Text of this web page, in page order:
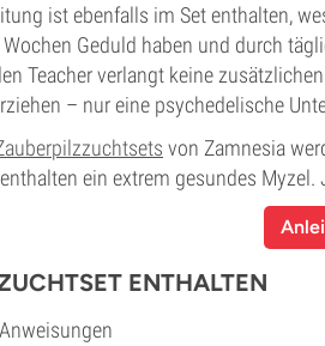
ist ebenfalls im Set enthalten,
Wochen Geduld haben und durch
Teacher verlangt keine
– nur eine psychedelische
von Zamnesia
ein extrem gesundes
ENTHALTEN
Anweisungen